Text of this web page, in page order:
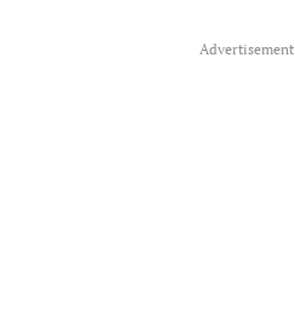
Advertisement